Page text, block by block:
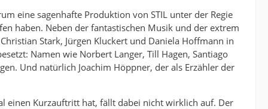
eine sagenhafte Produktion von STIL unter der Regie
haben. Neben der fantastischen Musik und der extrem
Stark, Jürgen Kluckert und Daniela Hoffmann in
Namen wie Norbert Langer, Till Hagen, Santiago
Und natürlich Joachim Höppner, der als Erzähler der
einen Kurzauftritt hat, fällt dabei nicht wirklich auf. Der